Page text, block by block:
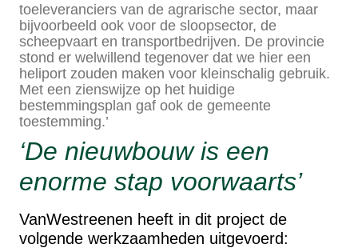
toeleveranciers van de agrarische sector, maar
bijvoorbeeld ook voor de sloopsector, de
scheepvaart en transportbedrijven. De provincie
stond er welwillend tegenover dat we hier een
heliport zouden maken voor kleinschalig gebruik.
Met een zienswijze op het huidige
bestemmingsplan gaf ook de gemeente
toestemming.’
‘De nieuwbouw is een
enorme stap voorwaarts’
VanWestreenen heeft in dit project de
volgende werkzaamheden uitgevoerd: